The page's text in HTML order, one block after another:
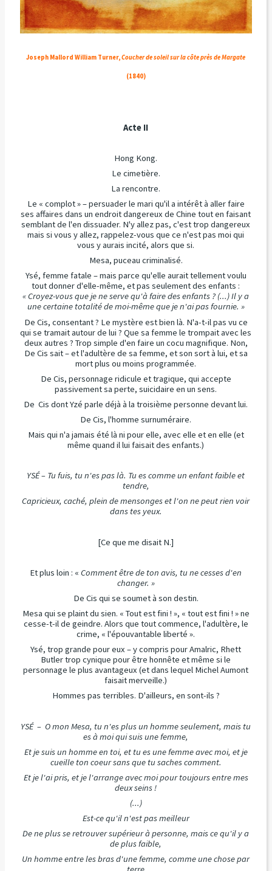
Joseph Mallord William Turner,Coucher de soleil sur la côte près de Margate
(1840)
Acte II
Hong Kong.
Le cimetière.
La rencontre.
Le « complot » – persuader le mari qu'il a intérêt à aller faire
ses affaires dans un endroit dangereux de Chine tout en faisant
semblant de l'en dissuader. N'y allez pas, c'est trop dangereux
mais si vous y allez, rappelez-vous que ce n'est pas moi qui
vous y aurais incité, alors que si.
Mesa, puceau criminalisé.
Ysé, femme fatale – mais parce qu'elle aurait tellement voulu
tout donner d'elle-même, et pas seulement des enfants :
« Croyez-vous que je ne serve qu'à faire des enfants ? (...) Il y a
une certaine totalité de moi-même que je n'ai pas fournie. »
De Cis, consentant ? Le mystère est bien là. N'a-t-il pas vu ce
qui se tramait autour de lui ? Que sa femme le trompait avec les
deux autres ? Trop simple d'en faire un cocu magnifique. Non,
De Cis sait – et l'adultère de sa femme, et son sort à lui, et sa
mort plus ou moins programmée.
De Cis, personnage ridicule et tragique, qui accepte
passivement sa perte, suicidaire en un sens.
De Cis dont Yzé parle déjà à la troisième personne devant lui.
De Cis, l'homme surnuméraire.
Mais qui n'a jamais été là ni pour elle, avec elle et en elle (et
même quand il lui faisait des enfants.)
YSÉ – Tu fuis, tu n'es pas là. Tu es comme un enfant faible et
tendre,
Capricieux, caché, plein de mensonges et l'on ne peut rien voir
dans tes yeux.
[Ce que me disait N.]
Et plus loin : «Comment être de ton avis, tu ne cesses d'en
changer. »
De Cis qui se soumet à son destin.
Mesa qui se plaint du sien. « Tout est fini ! », « tout est fini ! » ne
cesse-t-il de geindre. Alors que tout commence, l'adultère, le
crime, « l'épouvantable liberté ».
Ysé, trop grande pour eux – y compris pour Amalric, Rhett
Butler trop cynique pour être honnête et même si le
personnage le plus avantageux (et dans lequel Michel Aumont
faisait merveille.)
Hommes pas terribles. D'ailleurs, en sont-ils ?
YSÉ – O mon Mesa, tu n'es plus un homme seulement, mais tu
es à moi qui suis une femme,
Et je suis un homme en toi, et tu es une femme avec moi, et je
cueille ton coeur sans que tu saches comment.
Et je l'ai pris, et je l'arrange avec moi pour toujours entre mes
deux seins !
(...)
Est-ce qu'il n'est pas meilleur
De ne plus se retrouver supérieur à personne, mais ce qu'il y a
de plus faible,
Un homme entre les bras d'une femme, comme une chose par